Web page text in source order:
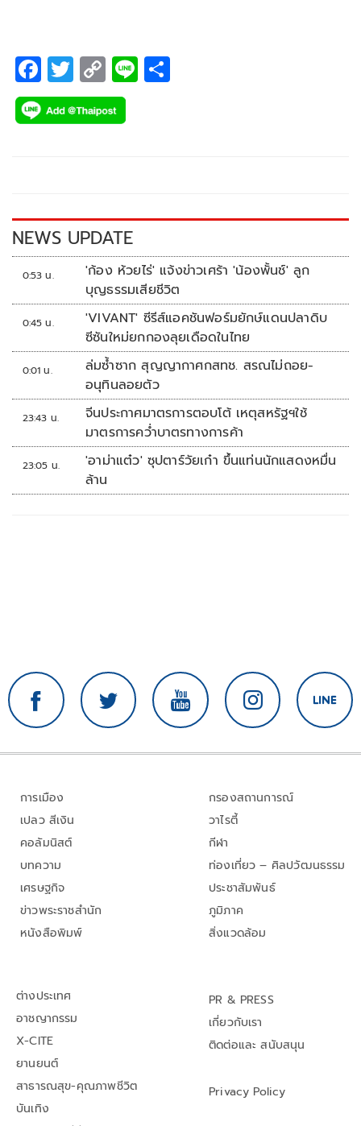
F
ac
e
k
T
wi
tt
C
o
p
k
Li
NEWS UPDATE
0:53 น.
'ก้อง ห้วยไร่' แจ้งข่าวเศร้า 'น้องพั้นช์' ลูก
บุญธรรมเสียชีวิต
0:45 น.
'VIVANT' ซีรีส์แอคชันฟอร์มยักษ์แดนปลาดิบ
ซีซันใหม่ยกกองลุยเดือดในไทย
0:01 น.
ล่มซ้ำซาก สุญญากาศกสทช. สรณไม่ถอย-
อนุทินลอยตัว
23:43 น.
จีนประกาศมาตรการตอบโต้ เหตุสหรัฐฯใช้
มาตรการคว่ำบาตรทางการค้า
23:05 น.
'อาม่าแต๋ว' ซุปตาร์วัยเก๋า ขึ้นแท่นนักแสดงหมื่น
ล้าน
การเมือง
เปลว สีเงิน
คอลัมนิสต์
บทความ
เศรษฐกิจ
ข่าวพระราชสำนัก
หนังสือพิมพ์
กรองสถานการณ์
วาไรตี้
กีฬา
ท่องเที่ยว – ศิลปวัฒนธรรม
ประชาสัมพันธ์
ภูมิภาค
สิ่งแวดล้อม
ต่างประเทศ
อาชญากรรม
X-CITE
ยานยนต์
สาธารณสุข-คุณภาพชีวิต
บันเทิง
PR & PRESS
เกี่ยวกับเรา
ติดต่อและ สนับสนุน
Privacy Policy